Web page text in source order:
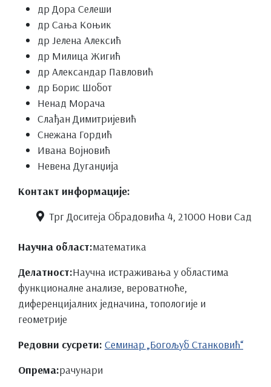
др Дора Селеши
др Сања Коњик
др Јелена Алексић
др Милица Жигић
др Александар Павловић
др Борис Шобот
Ненад Морача
Слађан Димитријевић
Снежана Гордић
Ивана Војновић
Невена Дуганџија
Контакт информације:
Трг Доситеја Обрадовића 4, 21000 Нови Сад
Научна област:математика
Делатност:Научна истраживања у областима
функционалне анализе, вероватноће,
диференцијалних једначина, топологије и
геометрије
Редовни сусрети: Семинар „Богољуб Станковић“
Опрема:рачунари